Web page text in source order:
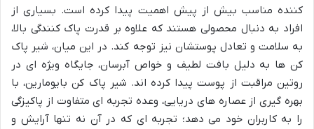
کننده مناسب بیش از پیش اهمیت پیدا کرده است. بسیاری از
افراد به دنبال محصولی هستند که علاوه بر قدرت پاک کنندگی بالا،
به سلامت و تعادل پوستشان نیز توجه کند. در این میان، شیر پاک
کن ها به دلیل بافت لطیف و خواص آبرسان، جایگاه ویژه ای در
روتین مراقبت از پوست پیدا کرده اند. شیر پاک کن بایومارین، با
بهره گیری از عصاره های دریایی، وعده تجربه ای متفاوت از پاکیزگی
را به کاربران خود می دهد؛ تجربه ای که در آن نه تنها آرایش و